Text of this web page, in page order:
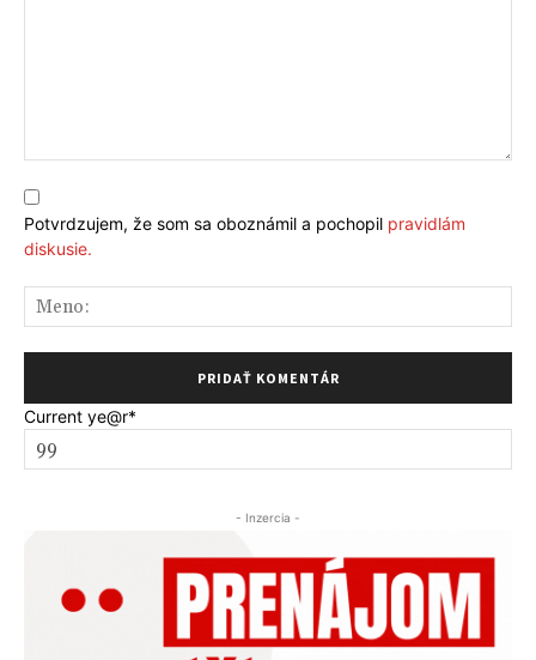
Potvrdzujem, že som sa oboznámil a pochopil pravidlám
diskusie.
Current ye@r*
- Inzercia -